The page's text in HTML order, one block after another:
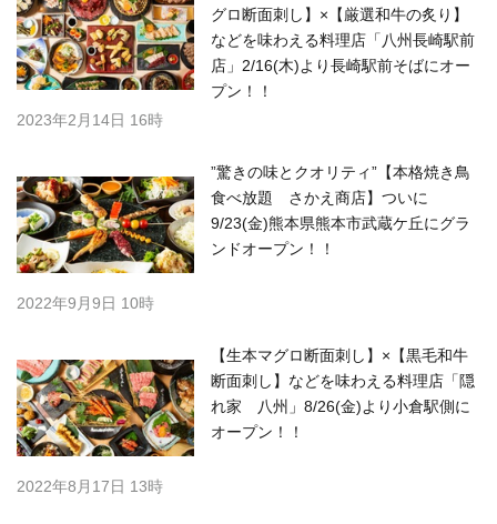
グロ断面刺し】×【厳選和牛の炙り】
などを味わえる料理店「八州長崎駅前
店」2/16(木)より長崎駅前そばにオー
プン！！
2023年2月14日 16時
”驚きの味とクオリティ”【本格焼き鳥
食べ放題 さかえ商店】ついに
9/23(金)熊本県熊本市武蔵ケ丘にグラ
ンドオープン！！
2022年9月9日 10時
【生本マグロ断面刺し】×【黒毛和牛
断面刺し】などを味わえる料理店「隠
れ家 八州」8/26(金)より小倉駅側に
オープン！！
2022年8月17日 13時